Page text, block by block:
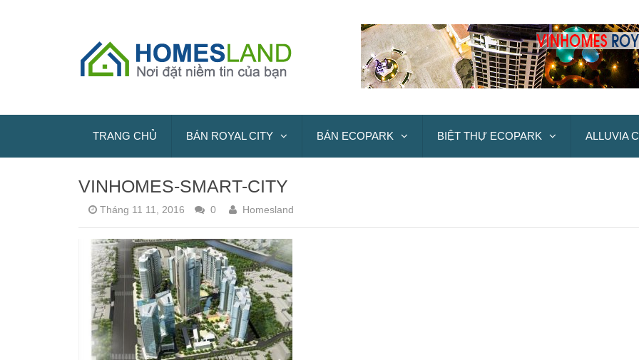
TRANG CHỦ BÁN ROYAL CITY BÁN ECOPARK BIỆT THỰ ECOPARK ALLUVIA
VINHOMES-SMART-CITY
Tháng 11 11, 2016 0 Homesland